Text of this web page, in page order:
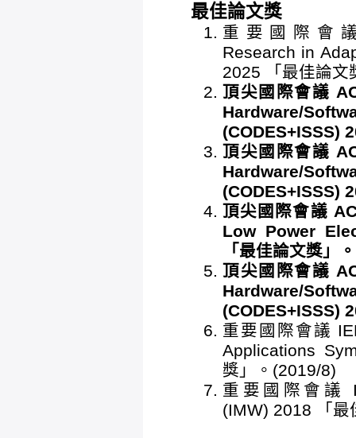
最佳論文獎
重要國際會議
Research in
2025 「最佳論文
頂尖國際會議
Hardware/
(CODES+ISSS)
頂尖國際會議
Hardware/
(CODES+ISSS)
頂尖國際會議
Low Power
「最佳論文獎」
頂尖國際會議
Hardware/
(CODES+ISSS)
重要國際會議
Applications
獎」。(2019/8)
重要國際會議
(IMW) 2018 「最